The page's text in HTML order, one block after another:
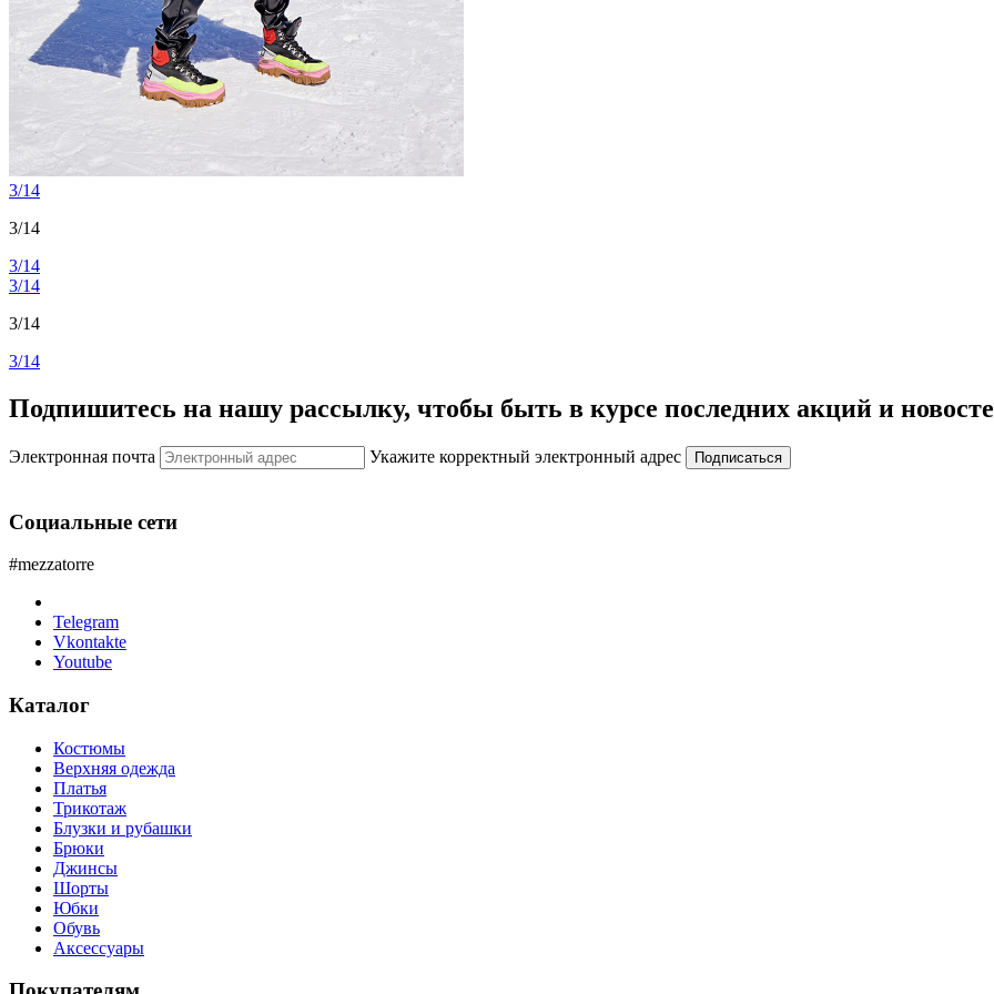
3/14
3/14
3/14
3/14
3/14
3/14
Подпишитесь на нашу рассылку, чтобы быть в курсе последних акций и
Электронная почта Укажите корректный электронный адрес Подписаться
Социальные сети
#mezzatorre
Telegram
Vkontakte
Youtube
Каталог
Костюмы
Верхняя одежда
Платья
Трикотаж
Блузки и рубашки
Брюки
Джинсы
Шорты
Юбки
Обувь
Аксессуары